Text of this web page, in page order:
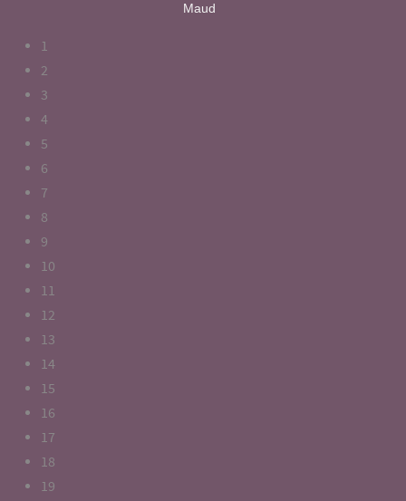
Maud
1
2
3
4
5
6
7
8
9
10
11
12
13
14
15
16
17
18
19